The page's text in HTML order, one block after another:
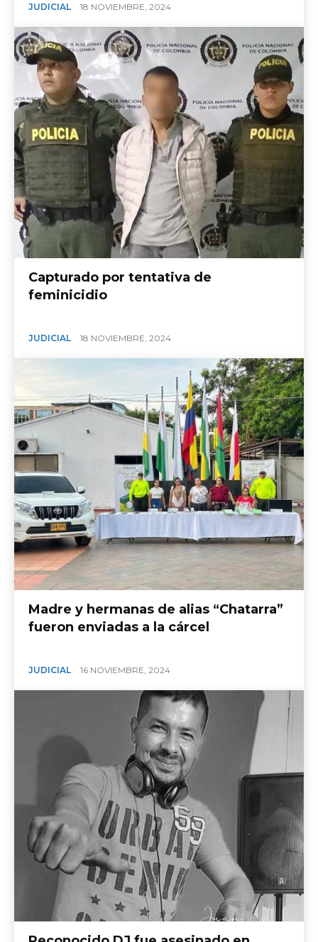
JUDICIAL 18 NOVIEMBRE, 2024
Capturado por tentativa de
feminicidio
JUDICIAL 18 NOVIEMBRE, 2024
Madre y hermanas de alias “Chatarra”
fueron enviadas a la cárcel
JUDICIAL 16 NOVIEMBRE, 2024